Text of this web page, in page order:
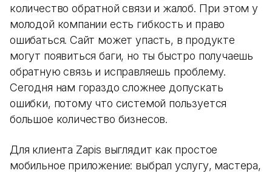
количество обратной связи и жалоб. При этом у
молодой компании есть гибкость и право
ошибаться. Сайт может упасть, в продукте
могут появиться баги, но ты быстро получаешь
обратную связь и исправляешь проблему.
Сегодня нам гораздо сложнее допускать
ошибки, потому что системой пользуется
большое количество бизнесов.
Для клиента Zapis выглядит как простое
мобильное приложение: выбрал услугу, мастера,